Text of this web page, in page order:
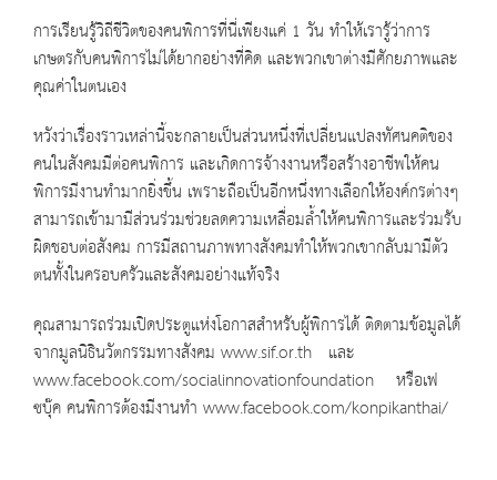
การเรียนรู้วิถีชีวิตของคนพิการที่นี่เพียงแค่ 1 วัน ทำให้เรารู้ว่าการ
เกษตรกับคนพิการไม่ได้ยากอย่างที่คิด และพวกเขาต่างมีศักยภาพและ
คุณค่าในตนเอง
หวังว่าเรื่องราวเหล่านี้จะกลายเป็นส่วนหนึ่งที่เปลี่ยนแปลงทัศนคติของ
คนในสังคมมีต่อคนพิการ และเกิดการจ้างงานหรือสร้างอาชีพให้คน
พิการมีงานทำมากยิ่งขึ้น เพราะถือเป็นอีกหนึ่งทางเลือกให้องค์กรต่างๆ
สามารถเข้ามามีส่วนร่วมช่วยลดความเหลื่อมล้ำให้คนพิการและร่วมรับ
ผิดชอบต่อสังคม การมีสถานภาพทางสังคมทำให้พวกเขากลับมามีตัว
ตนทั้งในครอบครัวและสังคมอย่างแท้จริง
คุณสามารถร่วมเปิดประตูแห่งโอกาสสำหรับผู้พิการได้ ติดตามข้อมูลได้
จากมูลนิธินวัตกรรมทางสังคม www.sif.or.th และ
www.facebook.com/socialinnovationfoundation หรือเฟ
ซบุ๊ค คนพิการต้องมีงานทำ www.facebook.com/konpikanthai/